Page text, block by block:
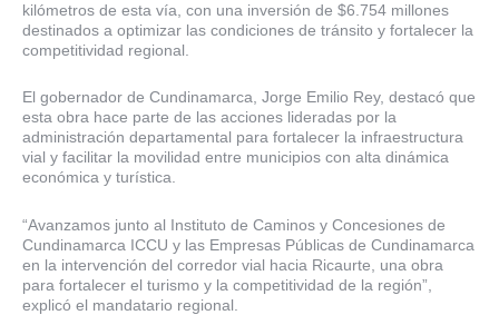
kilómetros de esta vía, con una inversión de $6.754 millones
destinados a optimizar las condiciones de tránsito y fortalecer la
competitividad regional.
El gobernador de Cundinamarca, Jorge Emilio Rey, destacó que
esta obra hace parte de las acciones lideradas por la
administración departamental para fortalecer la infraestructura
vial y facilitar la movilidad entre municipios con alta dinámica
económica y turística.
“Avanzamos junto al Instituto de Caminos y Concesiones de
Cundinamarca ICCU y las Empresas Públicas de Cundinamarca
en la intervención del corredor vial hacia Ricaurte, una obra
para fortalecer el turismo y la competitividad de la región”,
explicó el mandatario regional.